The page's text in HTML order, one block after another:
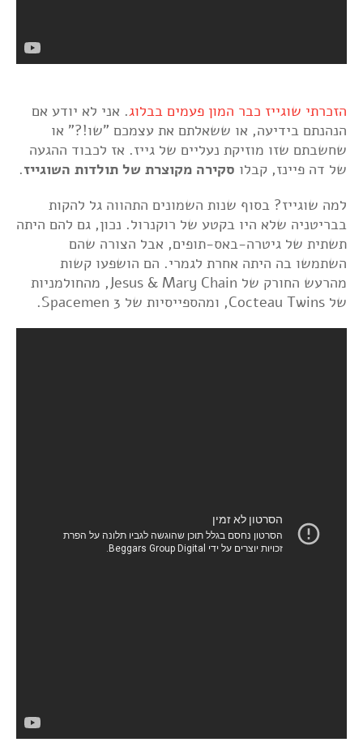
הזכרתי שוגייז כבר המון פעמים בבלוג. אני לא יודע אם
הנהנתם בידיעה, או ששאלתם את עצמכם "שו!?" או
שחשבתם שזו מוזיקת נעליים של גייז. אז לכבוד ההגעה
של דה פיינז, קבלו סקירה מקוצרת של תולדות השוגייז.
למה שוגייז? בסוף שנות השמונים התהווה גל להקות
בבריטניה שלא היו בקטע של רוקנרול. נכון, גם להם היתה
תשתית של גיטרה-באס-תופים, אבל הצורה שהם
השתמשו בה היתה אחרת לגמרי. הם הושפעו קשות
מהרעש החורק של Jesus & Mary Chain, מהחולמניות
של Cocteau Twins, ומהספייסיות של Spacemen 3.